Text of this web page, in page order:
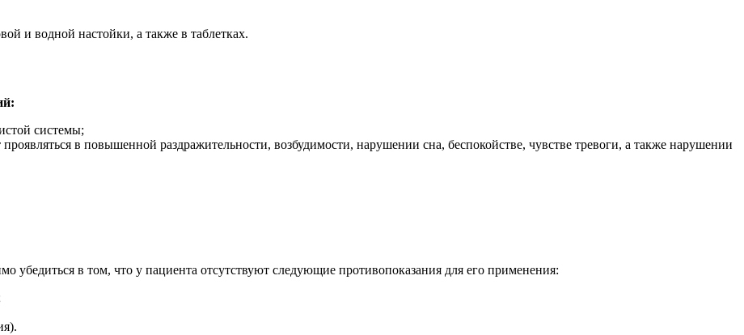
и водной настойки, а также в таблетках.
системы;
в повышенной раздражительности, возбудимости, нарушении сна, беспокойстве, чувстве тревоги, а также нарушении
убедиться в том, что у пациента отсутствуют следующие противопоказания для его применения: